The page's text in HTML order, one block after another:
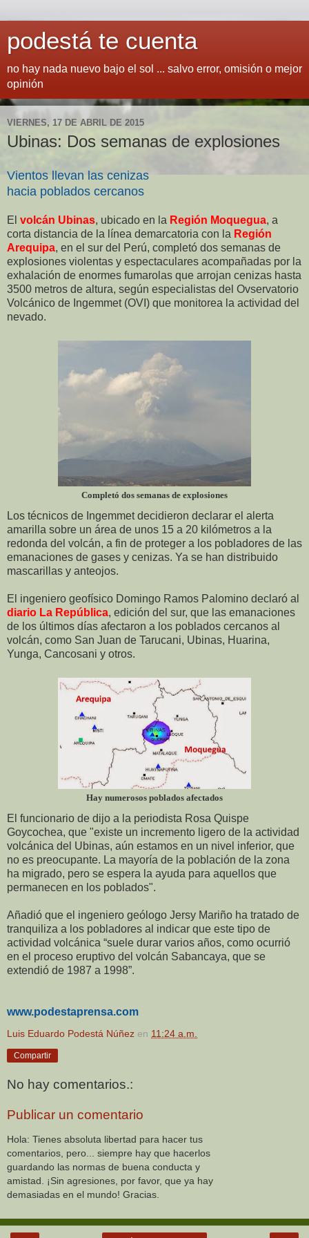
podestá te cuenta
no hay nada nuevo bajo el sol ... salvo error, omisión o mejor
opinión
VIERNES, 17 DE ABRIL DE 2015
Ubinas: Dos semanas de explosiones
Vientos llevan las cenizas
hacia poblados cercanos
El volcán Ubinas, ubicado en la Región Moquegua, a
corta distancia de la línea demarcatoria con la Región
Arequipa, en el sur del Perú, completó dos semanas de
explosiones violentas y espectaculares acompañadas por la
exhalación de enormes fumarolas que arrojan cenizas hasta
3500 metros de altura, según especialistas del Ovservatorio
Volcánico de Ingemmet (OVI) que monitorea la actividad del
nevado.
Completó dos semanas de explosiones
Los técnicos de Ingemmet decidieron declarar el alerta
amarilla sobre un área de unos 15 a 20 kilómetros a la
redonda del volcán, a fin de proteger a los pobladores de las
emanaciones de gases y cenizas. Ya se han distribuido
mascarillas y anteojos.
El ingeniero geofísico Domingo Ramos Palomino declaró al
diario La República, edición del sur, que las emanaciones
de los últimos días afectaron a los poblados cercanos al
volcán, como San Juan de Tarucani, Ubinas, Huarina,
Yunga, Cancosani y otros.
Hay numerosos poblados afectados
El funcionario de dijo a la periodista Rosa Quispe
Goycochea, que "existe un incremento ligero de la actividad
volcánica del Ubinas, aún estamos en un nivel inferior, que
no es preocupante. La mayoría de la población de la zona
ha migrado, pero se espera la ayuda para aquellos que
permanecen en los poblados".
Añadió que el ingeniero geólogo Jersy Mariño ha tratado de
tranquiliza a los pobladores al indicar que este tipo de
actividad volcánica “suele durar varios años, como ocurrió
en el proceso eruptivo del volcán Sabancaya, que se
extendió de 1987 a 1998”.
www.podestaprensa.com
Luis Eduardo Podestá Núñez en 11:24 a.m.
Compartir
No hay comentarios.:
Publicar un comentario
Hola: Tienes absoluta libertad para hacer tus
comentarios, pero... siempre hay que hacerlos
guardando las normas de buena conducta y
amistad. ¡Sin agresiones, por favor, que ya hay
demasiadas en el mundo! Gracias.